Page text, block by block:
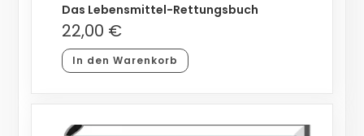
Das Lebensmittel-Rettungsbuch
22,00 €
In den Warenkorb